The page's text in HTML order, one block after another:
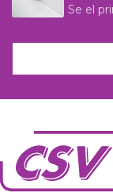
Se el